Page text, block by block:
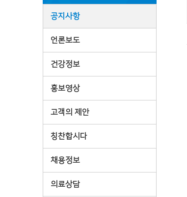
공지사항
언론보도
건강정보
홍보영상
고객의 제안
칭찬합시다
채용정보
의료상담